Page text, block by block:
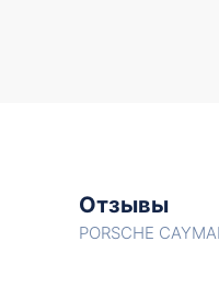
Отзывы
PORSCHE